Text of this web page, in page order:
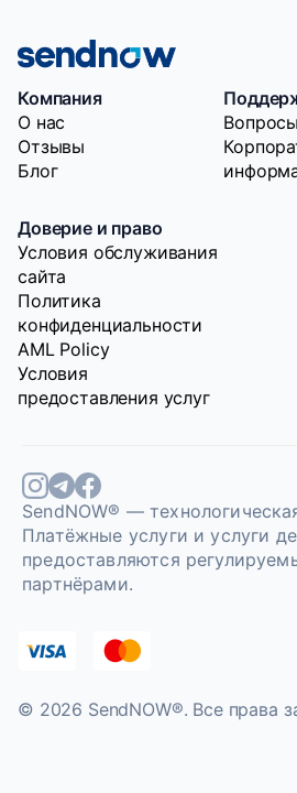
Компания
O нас
Отзывы
Блог
Доверие и право
Условия обслуживания
сайта
Политика
конфиденциальности
AML Policy
Условия
предоставления услуг
SendNOW® —
Платёжные услуги и услуги
предоставляются
партнёрами.
© 2026 SendNOW®. Bce права